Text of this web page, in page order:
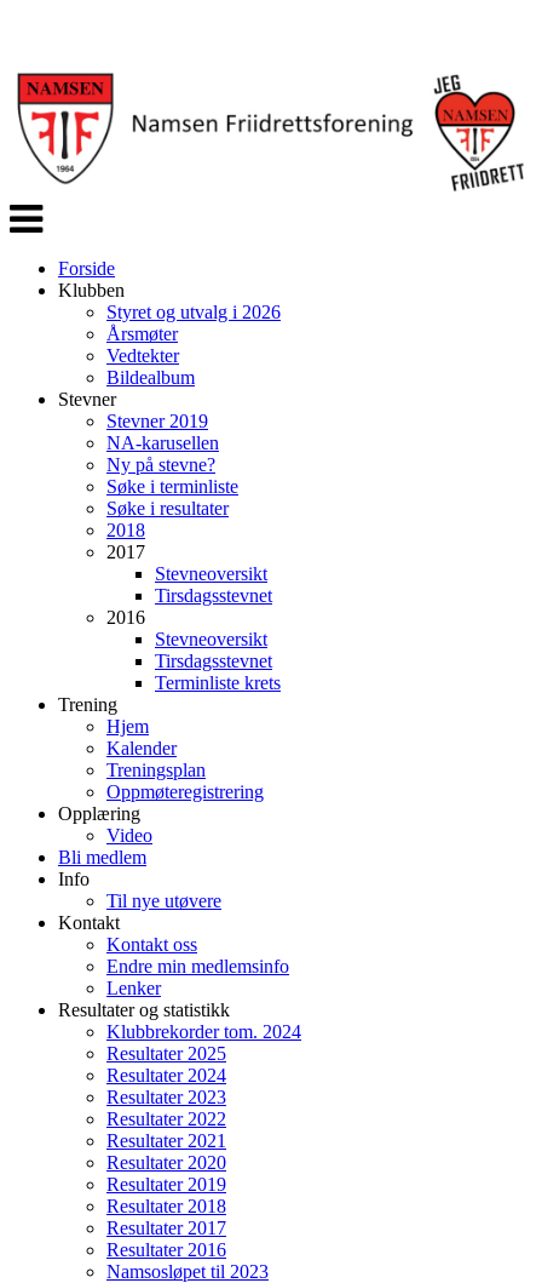
Veksle
navigasjon
Forside
Klubben
Styret og utvalg i 2026
Årsmøter
Vedtekter
Bildealbum
Stevner
Stevner 2019
NA-karusellen
Ny på stevne?
Søke i terminliste
Søke i resultater
2018
2017
Stevneoversikt
Tirsdagsstevnet
2016
Stevneoversikt
Tirsdagsstevnet
Terminliste krets
Trening
Hjem
Kalender
Treningsplan
Oppmøteregistrering
Opplæring
Video
Bli medlem
Info
Til nye utøvere
Kontakt
Kontakt oss
Endre min medlemsinfo
Lenker
Resultater og statistikk
Klubbrekorder tom. 2024
Resultater 2025
Resultater 2024
Resultater 2023
Resultater 2022
Resultater 2021
Resultater 2020
Resultater 2019
Resultater 2018
Resultater 2017
Resultater 2016
Namsosløpet til 2023